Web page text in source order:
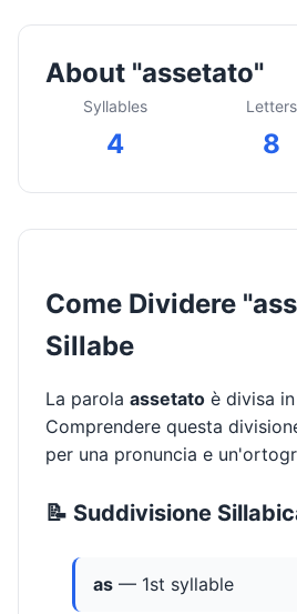
About "assetato"
Syllables
4
Letters
8
Come Dividere
Sillabe
La parola assetato è divisa in
Comprendere questa
per una pronuncia e
📝 Suddivisione
as — 1st syllable